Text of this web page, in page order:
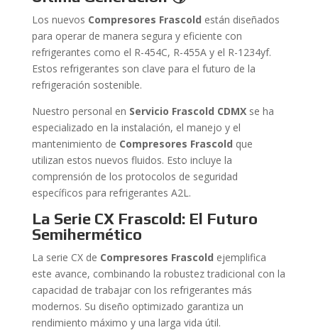
Los nuevos Compresores Frascold están diseñados
para operar de manera segura y eficiente con
refrigerantes como el R-454C, R-455A y el R-1234yf.
Estos refrigerantes son clave para el futuro de la
refrigeración sostenible.
Nuestro personal en Servicio Frascold CDMXse ha
especializado en la instalación, el manejo y el
mantenimiento de Compresores Frascold que
utilizan estos nuevos fluidos. Esto incluye la
comprensión de los protocolos de seguridad
específicos para refrigerantes A2L.
La Serie CX Frascold: El Futuro
Semihermético
La serie CX de Compresores Frascold ejemplifica
este avance, combinando la robustez tradicional con la
capacidad de trabajar con los refrigerantes más
modernos. Su diseño optimizado garantiza un
rendimiento máximo y una larga vida útil.